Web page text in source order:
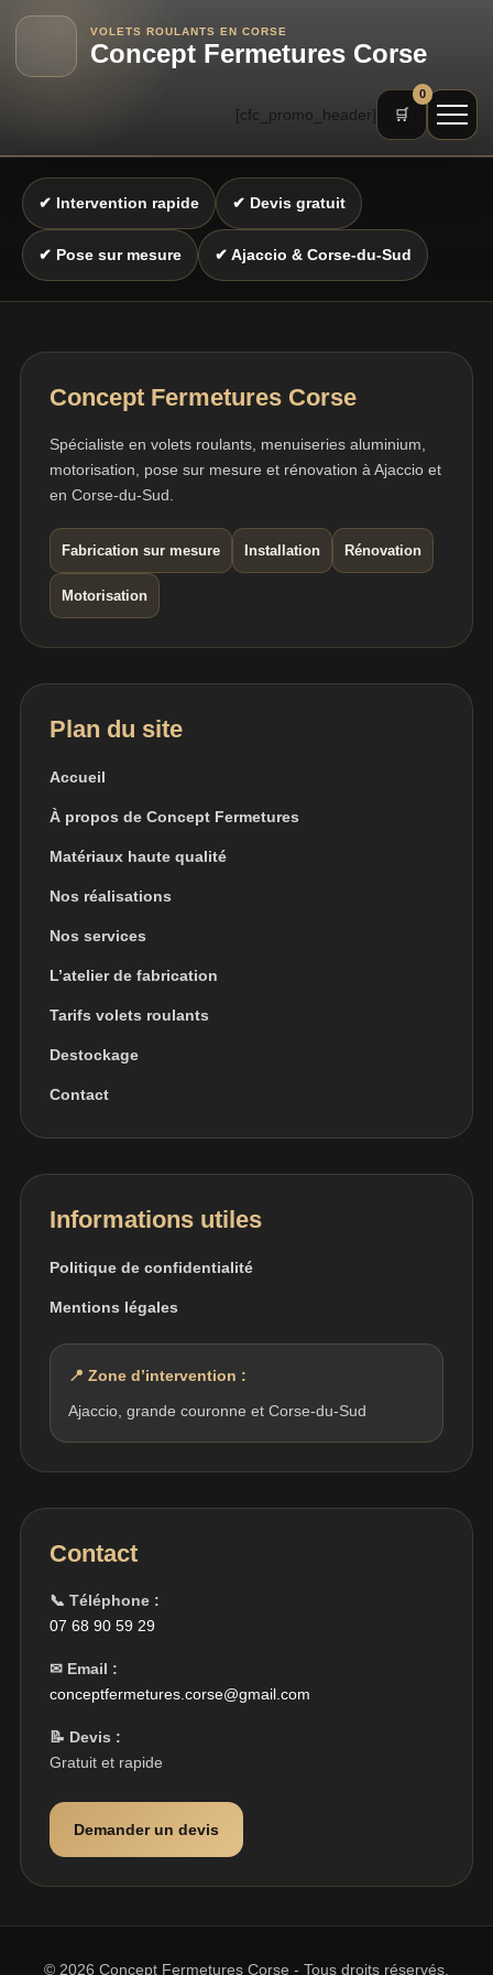
VOLETS ROULANTS EN CORSE
Concept Fermetures Corse
[cfc_promo_header] 🛒
0
✔ Intervention rapide ✔ Devis gratuit
✔ Pose sur mesure ✔ Ajaccio & Corse-du-Sud
Concept Fermetures Corse
Spécialiste en volets roulants, menuiseries aluminium,
motorisation, pose sur mesure et rénovation à Ajaccio et
en Corse-du-Sud.
Fabrication sur mesure Installation Rénovation
Motorisation
Plan du site
Accueil
À propos de Concept Fermetures
Matériaux haute qualité
Nos réalisations
Nos services
L’atelier de fabrication
Tarifs volets roulants
Destockage
Contact
Informations utiles
Politique de confidentialité
Mentions légales
📍 Zone d’intervention :
Ajaccio, grande couronne et Corse-du-Sud
Contact
📞 Téléphone :
07 68 90 59 29
✉ Email :
conceptfermetures.corse@gmail.com
📝 Devis :
Gratuit et rapide
Demander un devis
© 2026 Concept Fermetures Corse - Tous droits réservés.